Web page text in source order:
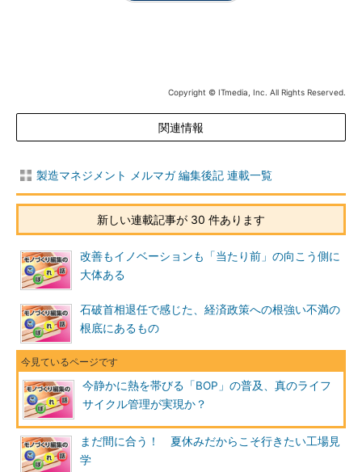
Copyright © ITmedia, Inc. All Rights Reserved.
関連情報
製造マネジメント メルマガ 編集後記 連載一覧
新しい連載記事が 30 件あります
改善もイノベーションも「当たり前」の向こう側に
大体ある
石破首相退任で感じた、経済政策への根強い不満の
根底にあるもの
今静かに熱を帯びる「BOP」の普及、真のライフ
サイクル管理が実現か？
まだ間に合う！ 夏休みだからこそ行きたい工場見
学